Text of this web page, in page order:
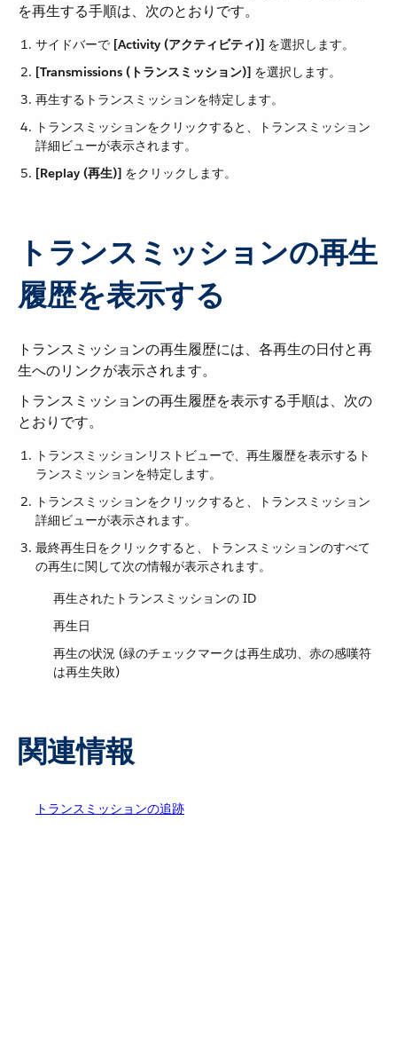
を再生する手順は、次のとおりです。
サイドバーで ​ [Activity (アクティビティ)] ​ を選択します。
[Transmissions (トランスミッション)] ​ を選択します。
再生するトランスミッションを特定します。
トランスミッションをクリックすると、トランスミッション
詳細ビューが表示されます。
[Replay (再生)] ​ をクリックします。
トランスミッションの再生
履歴を表示する
トランスミッションの再生履歴には、各再生の日付と再
生へのリンクが表示されます。
トランスミッションの再生履歴を表示する手順は、次の
とおりです。
トランスミッションリストビューで、再生履歴を表示するト
ランスミッションを特定します。
トランスミッションをクリックすると、トランスミッション
詳細ビューが表示されます。
最終再生日をクリックすると、トランスミッションのすべて
の再生に関して次の情報が表示されます。
再生されたトランスミッションの ID
再生日
再生の状況 (緑のチェックマークは再生成功、赤の感嘆符
は再生失敗)
関連情報
トランスミッションの追跡